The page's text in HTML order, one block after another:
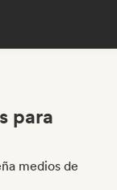
para
medios de